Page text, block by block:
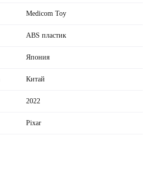
Medicom Toy
ABS пластик
Япония
Китай
2022
Pixar